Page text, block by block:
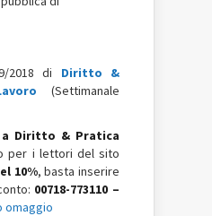
2018 di Diritto &
(Settimanale
Diritto & Pratica
per i lettori del sito
10%, basta inserire
00718-773110 –
omaggio